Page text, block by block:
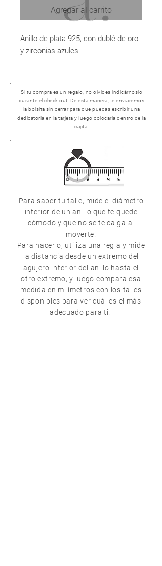
Agregar al carrito
Anillo de plata 925, con dublé de oro
y zirconias azules
Si tu compra es un regalo, no olvides indicárnoslo
durante el check out. De esta manera, te enviaremos
la bolsita sin cerrar para que puedas escribir una
dedicatoria en la tarjeta y luego colocarla dentro de la
cajita.
Para saber tu talle, mide el diámetro
interior de un anillo que te quede
cómodo y que no se te caiga al
moverte.
Para hacerlo, utiliza una regla y mide
la distancia desde un extremo del
agujero interior del anillo hasta el
otro extremo, y luego compara esa
medida en milímetros con los talles
disponibles para ver cuál es el más
adecuado para ti.